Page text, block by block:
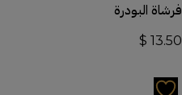
فرشاة البودرة
$ 13.50